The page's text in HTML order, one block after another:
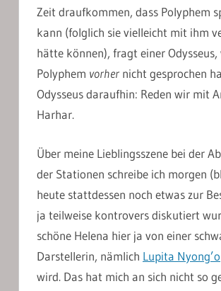
Zeit draufkommen, dass Polyphem
kann (folglich sie vielleicht mit ihm
hätte können), fragt einer Odysseus,
Polyphem vorher nicht gesprochen
Odysseus daraufhin: Reden wir mit
Harhar.
Über meine Lieblingsszene bei der
der Stationen schreibe ich morgen
heute stattdessen noch etwas zur
ja teilweise kontrovers diskutiert
schöne Helena hier ja von einer
Darstellerin, nämlich Lupita Nyong’o
wird. Das hat mich an sich nicht so